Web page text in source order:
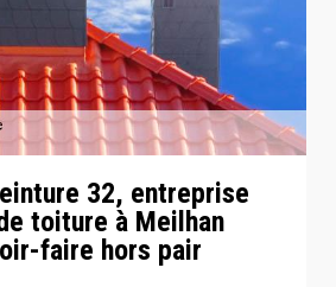
32, entreprise
toiture à Meilhan
faire hors pair